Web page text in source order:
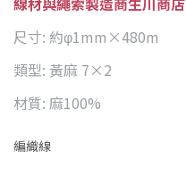
尺寸: 約φ1mm×480m
類型: 黃麻 7×2
材質: 麻100%
編織線